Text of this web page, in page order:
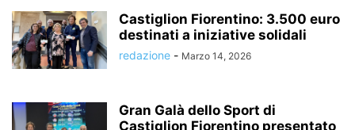
Castiglion Fiorentino: 3.500 euro
destinati a iniziative solidali
redazione - Marzo 14, 2026
Gran Galà dello Sport di
Castiglion Fiorentino presentato